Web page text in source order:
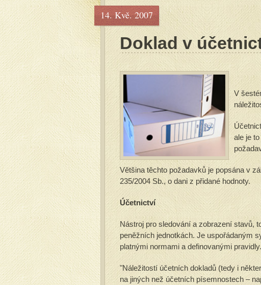
14. Kvě. 2007
Doklad v
V
ale je
Většina těchto požadavků je popsána v
235/2004 Sb., o dani z přidané hodnoty.
Účetnictví
Nástroj pro sledování a zobrazení stavů,
peněžních jednotkách. Je uspořádaným
platnými normami a definovanými pravidly.
"Náležitostí účetních dokladů (tedy i
na jiných než účetních písemnostech –